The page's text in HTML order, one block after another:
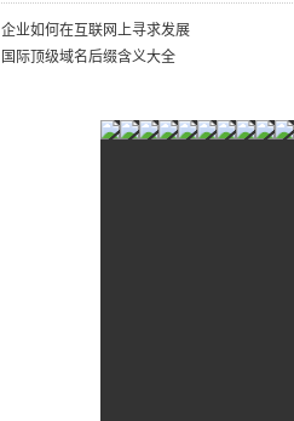
企业如何在互联网上寻求发展
国际顶级域名后缀含义大全